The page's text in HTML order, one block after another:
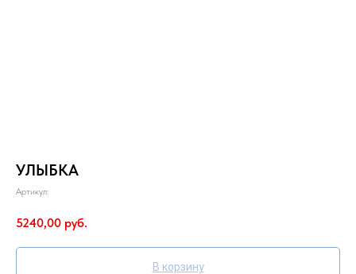
УЛЫБКА
Артикул:
5240,00 руб.
В корзину